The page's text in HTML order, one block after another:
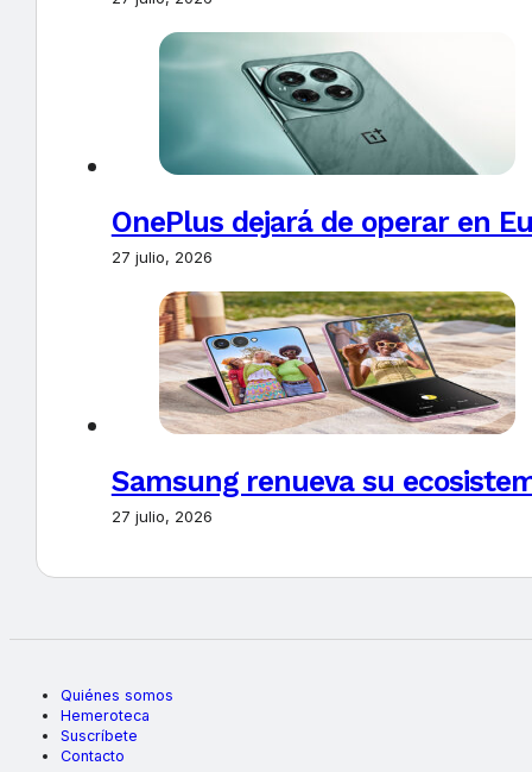
OnePlus dejará de operar en
27 julio, 2026
Samsung renueva su
27 julio, 2026
Quiénes somos
Hemeroteca
Suscríbete
Contacto